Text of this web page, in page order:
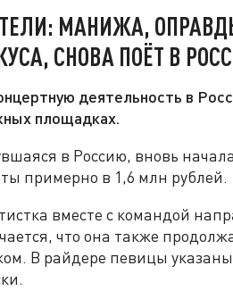
МАНИЖА,
СНОВА ПОЁТ В
деятельность в
площадках.
в Россию, вновь
примерно в 1,6 млн рублей.
вместе с командой
что она также
В райдере певицы